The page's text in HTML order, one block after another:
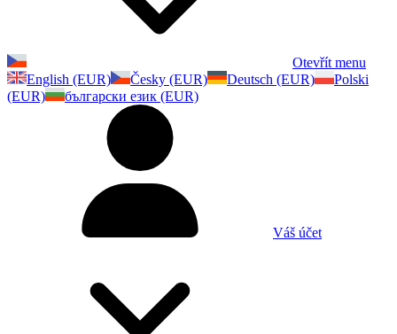
Otevřít menu
English (EUR)
Česky (EUR) Deutsch (EUR)
Polski
(EUR)
български език (EUR)
Váš účet